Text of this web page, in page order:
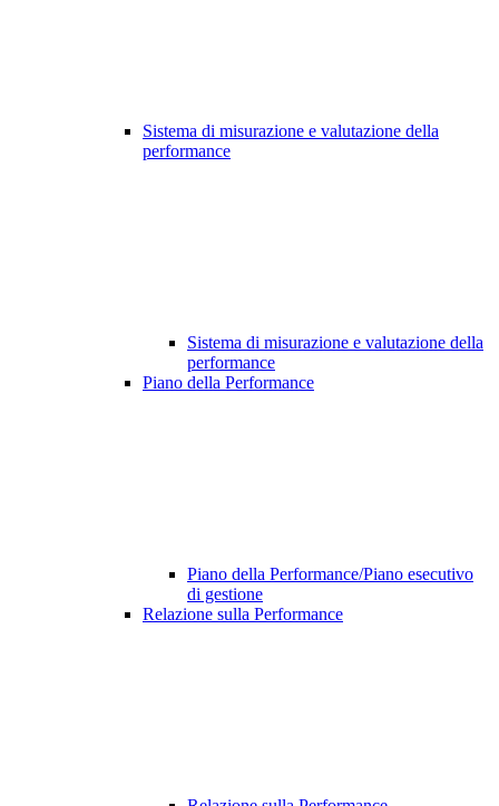
Sistema di misurazione e valutazione della
performance
Sistema di misurazione e valutazione della
performance
Piano della Performance
Piano della Performance/Piano esecutivo
di gestione
Relazione sulla Performance